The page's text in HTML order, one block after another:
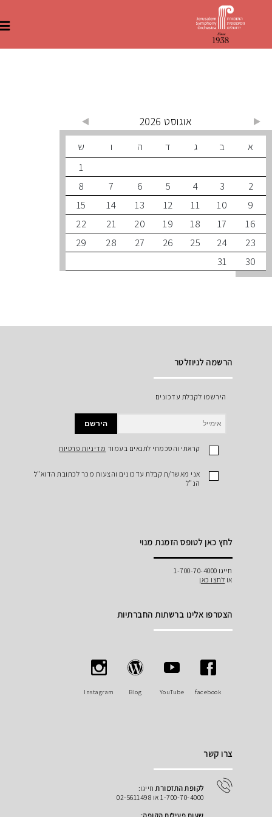
ב ד ה ו
ש
3
5
6
7
8
10
11
12
13
14
15
17
18
19
20
21
22
24
25
26
27
28
29
31
הרשמה לניוזלטר
הירשמו לקבלת עדכונים
קראתי והסכמתי לתנאים בעמודמדיניות פרטיות
אני מאשר/ת קבלת עדכונים והצעות מכר לכתובת הדוא"ל
הנ"ל
לחץ כאן לטופס הזמנת מנוי
לחצו כאן
הצטרפו אלינו ברשתות החברתיות
YouTube
Blog
Instagram
לקופת התזמורתחייגו:
1-700-70-4000 או 02-5611498